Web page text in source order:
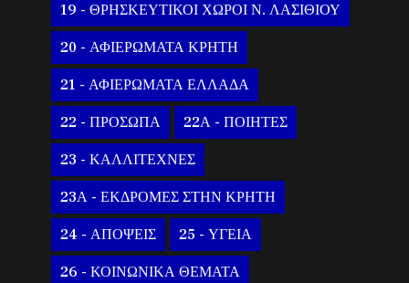
19 - ΘΡΗΣΚΕΥΤΙΚΟΙ ΧΩΡΟΙ Ν. ΛΑΣΙΘΙΟΥ
20 - ΑΦΙΕΡΩΜΑΤΑ ΚΡΗΤΗ
21 - ΑΦΙΕΡΩΜΑΤΑ ΕΛΛΑΔΑ
22 - ΠΡΟΣΩΠΑ 22Α - ΠΟΙΗΤΕΣ
23 - ΚΑΛΛΙΤΕΧΝΕΣ
23Α - ΕΚΔΡΟΜΕΣ ΣΤΗΝ ΚΡΗΤΗ
24 - ΑΠΟΨΕΙΣ 25 - ΥΓΕΙΑ
26 - ΚΟΙΝΩΝΙΚΑ ΘΕΜΑΤΑ